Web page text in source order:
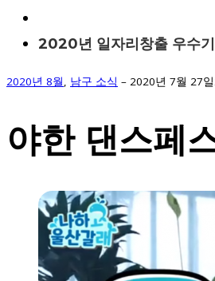
navigation
2020년 일자리창출 우수기
2020년 8월, 남구 소식 – 2020년 7월 27일
야한 댄스페